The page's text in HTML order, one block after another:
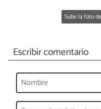
Sube la foto
Escribir comentario